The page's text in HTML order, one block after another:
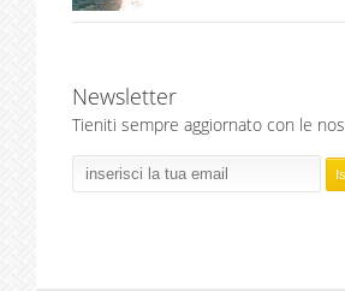
Newsletter
Tieniti sempre aggiornato con le